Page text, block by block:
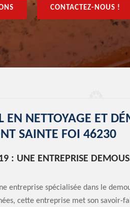
CONTACTEZ-NOUS !
EN NETTOYAGE ET
SAINTE FOI 46230
: UNE ENTREPRISE
entreprise spécialisée dans le
cette entreprise met son savoir-